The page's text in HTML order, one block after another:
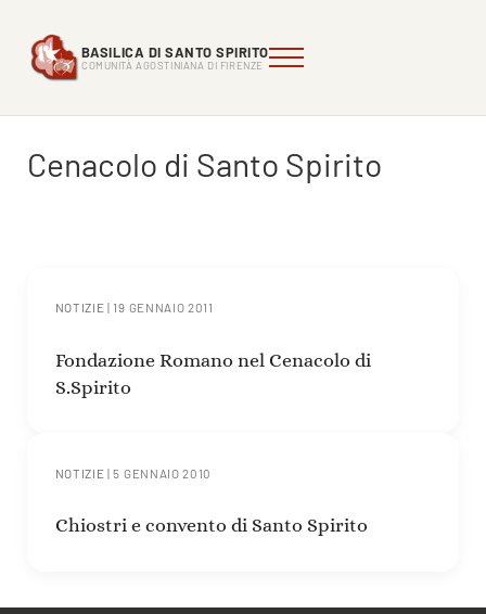
Basilica di Santo Spirito
BASILICA DI SANTO SPIRITO
COMUNITÀ AGOSTINIANA DI FIRENZE
Comunità Agostiniana di FIrenze Menu
Cenacolo di Santo Spirito
NOTIZIE | 19 GENNAIO 2011
Fondazione Romano nel Cenacolo di
S.Spirito
NOTIZIE |5 GENNAIO 2010
Chiostri e convento di Santo Spirito